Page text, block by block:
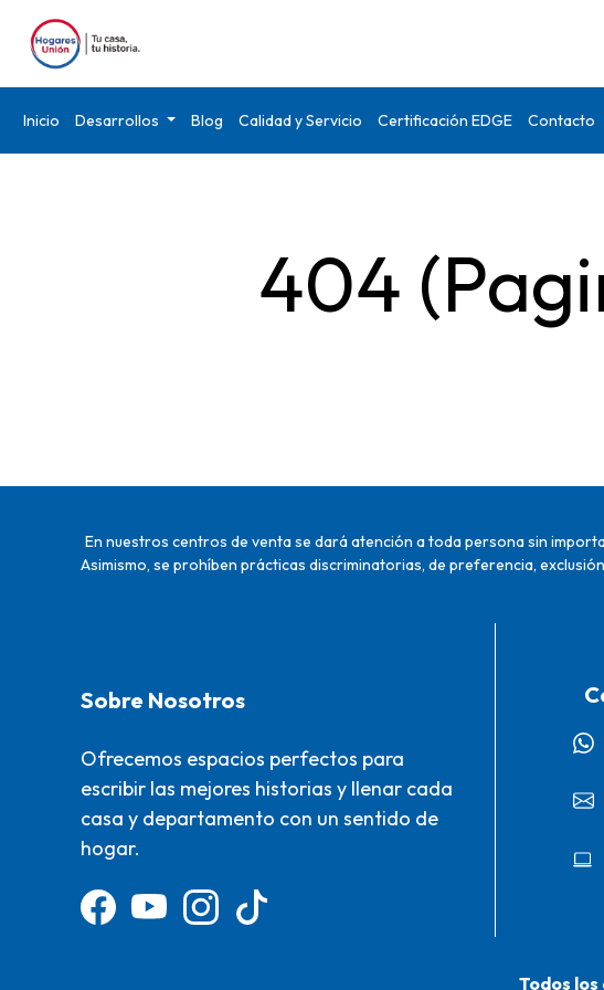
Inicio Desarrollos Blog Calidad y Servicio Certificación EDGE Contacto
404
En nuestros centros de venta se dará atención a toda persona sin
Asimismo, se prohíben prácticas discriminatorias, de preferencia,
Sobre Nosotros
Ofrecemos espacios perfectos para
escribir las mejores historias y llenar cada
casa y departamento con un sentido de
hogar.
Todos